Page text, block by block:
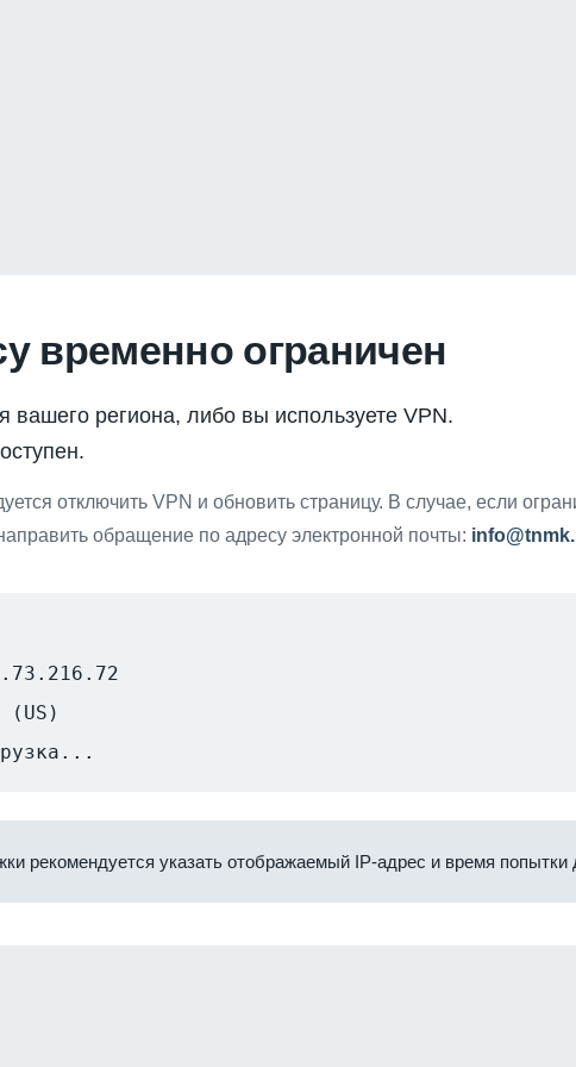
временно ограничен
вашего региона, либо вы используете VPN.
отключить VPN и обновить страницу. В случае, если
обращение по адресу электронной почты:
(US)
рекомендуется указать отображаемый IP-адрес и время попытки